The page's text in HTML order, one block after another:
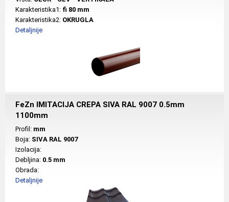
Karakteristika1: fi 80 mm
Karakteristika2: OKRUGLA
Detaljnije
FeZn IMITACIJA CREPA SIVA RAL 9007 0.5mm
1100mm
Profil: mm
Boja: SIVA RAL 9007
Izolacija:
Debljina: 0.5 mm
Obrada:
Detaljnije